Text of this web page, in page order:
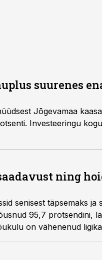
suurenes
Jõgevamaa
Investeeringu
ning
senisest täpsemaks ja
95,7 protsendini,
on vähenenud
vähenenud käsitsi